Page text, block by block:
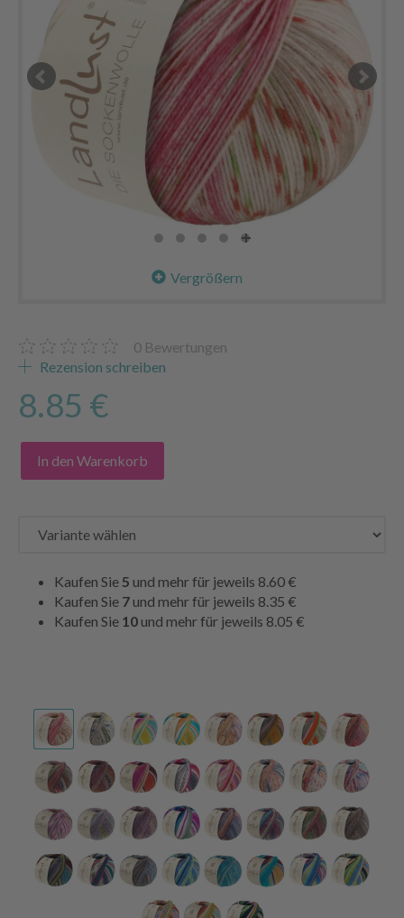
Vergrößern
0 Bewertungen
Rezension schreiben
8.85 €
In den Warenkorb
Kaufen Sie 5 und mehr für jeweils 8.60 €
Kaufen Sie 7und mehr für jeweils 8.35 €
Kaufen Sie 10und mehr für jeweils 8.05 €